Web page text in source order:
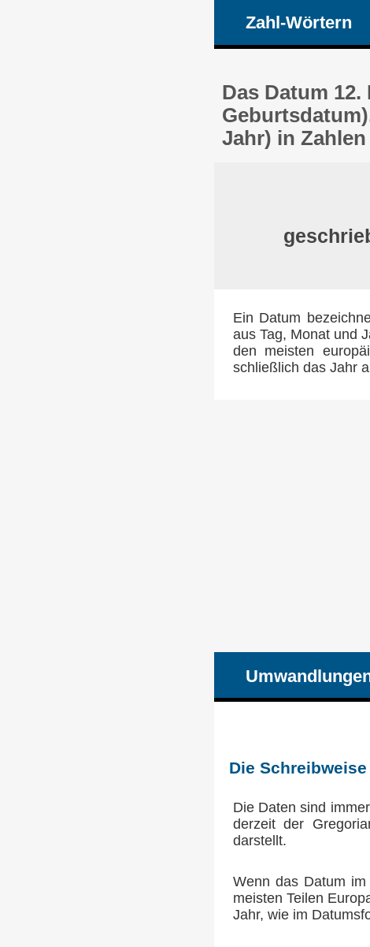
Zahl-Wörtern
Das Datum 12.
Jahr) in
Ein Datum
aus Tag, Monat und
den meisten
schließlich das Jahr
Die
Die Daten sind
derzeit der
darstellt.
Wenn das Datum
meisten Teilen
Jahr, wie im